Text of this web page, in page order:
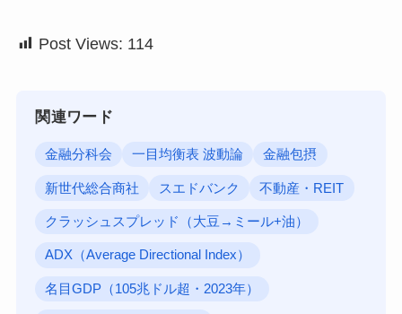
Post Views: 114
関連ワード
金融分科会 一目均衡表 波動論 金融包摂
新世代総合商社 スエドバンク 不動産・REIT
クラッシュスプレッド（大豆→ミール+油）
ADX（Average Directional Index）
名目GDP（105兆ドル超・2023年）